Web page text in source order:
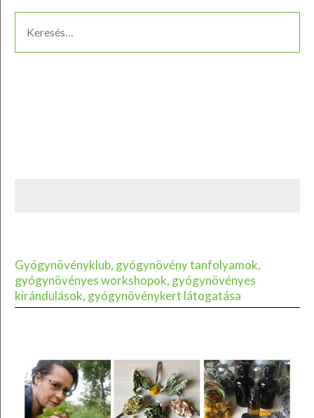
Gyógynövényklub, gyógynövény tanfolyamok,
gyógynövényes workshopok, gyógynövényes
kirándulások, gyógynövénykert látogatása